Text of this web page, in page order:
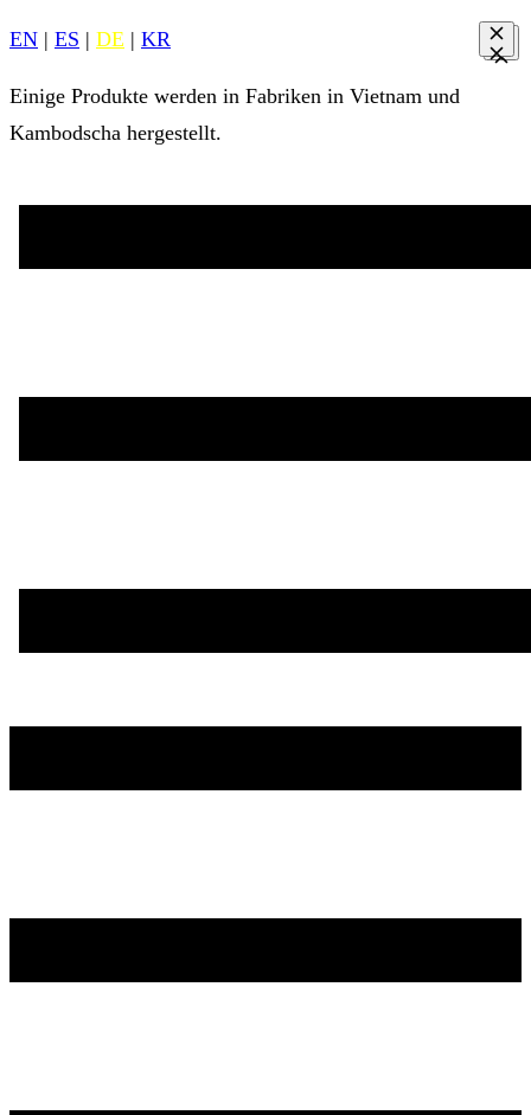
EN | ES | DE | KR
Einige Produkte werden in Fabriken in Vietnam und
Kambodscha hergestellt.